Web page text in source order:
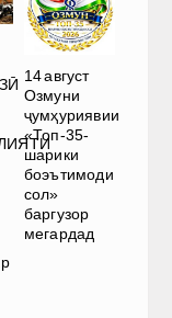
14 август
Озмуни
ҷумҳуриявии
«Топ-35-
шарики
боэътимоди
сол»
баргузор
мегардад